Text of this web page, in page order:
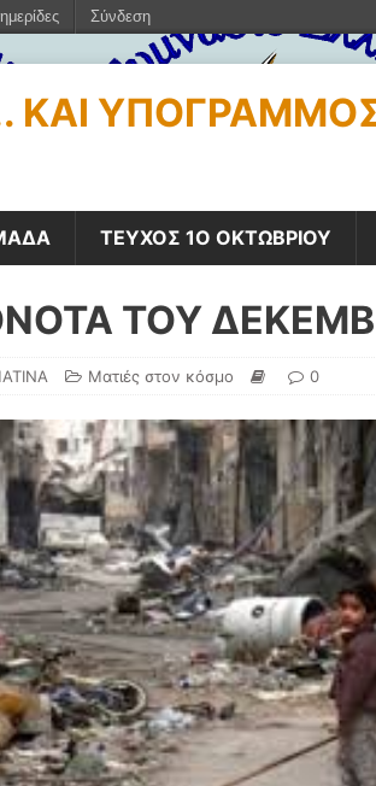
ΚΑΙ
ΤΕΥΧΟΣ 1Ο ΟΚΤΩΒΡΙΟΥ
ΤΟΥ
Ματιές στον κόσμο 0
Σύνδεση